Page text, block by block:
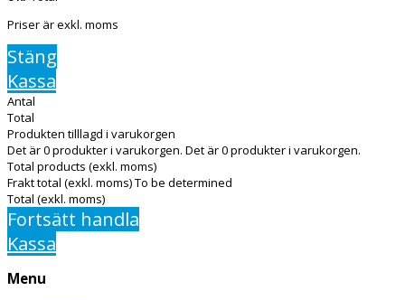
Priser är exkl. moms
Stäng
Kassa
Antal
Total
Produkten tilllagd i varukorgen
Det är0produkter i varukorgen. Det är0produkter i varukorgen.
Total products (exkl. moms)
Frakt total (exkl. moms)To be determined
Total (exkl. moms)
Fortsätt handla
Kassa
Menu